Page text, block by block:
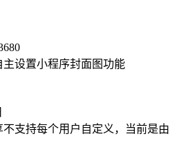
设置小程序封面图功能
支持每个用户自定义，当前是由